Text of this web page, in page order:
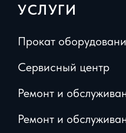
УСЛУГИ
Прокат
Сервисный центр
Ремонт и
Ремонт и